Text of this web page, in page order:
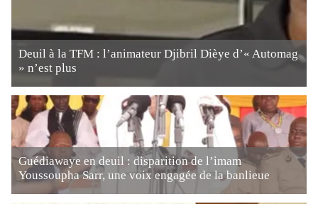
Deuil à la TFM : l’animateur Djibril Dièye d’« Automag
» n’est plus
Guédiawaye en deuil : disparition de l’imam
Youssoupha Sarr, une voix engagée de la banlieue